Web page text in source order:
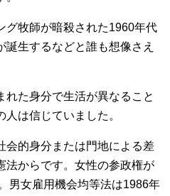
グ牧師が暗殺された1960年代
生するなどと誰も想像さえ
れた身分で生活が異なること
は信じていました。
会的身分または門地による差
法からです。女性の参政権が
男女雇用機会均等法は1986年